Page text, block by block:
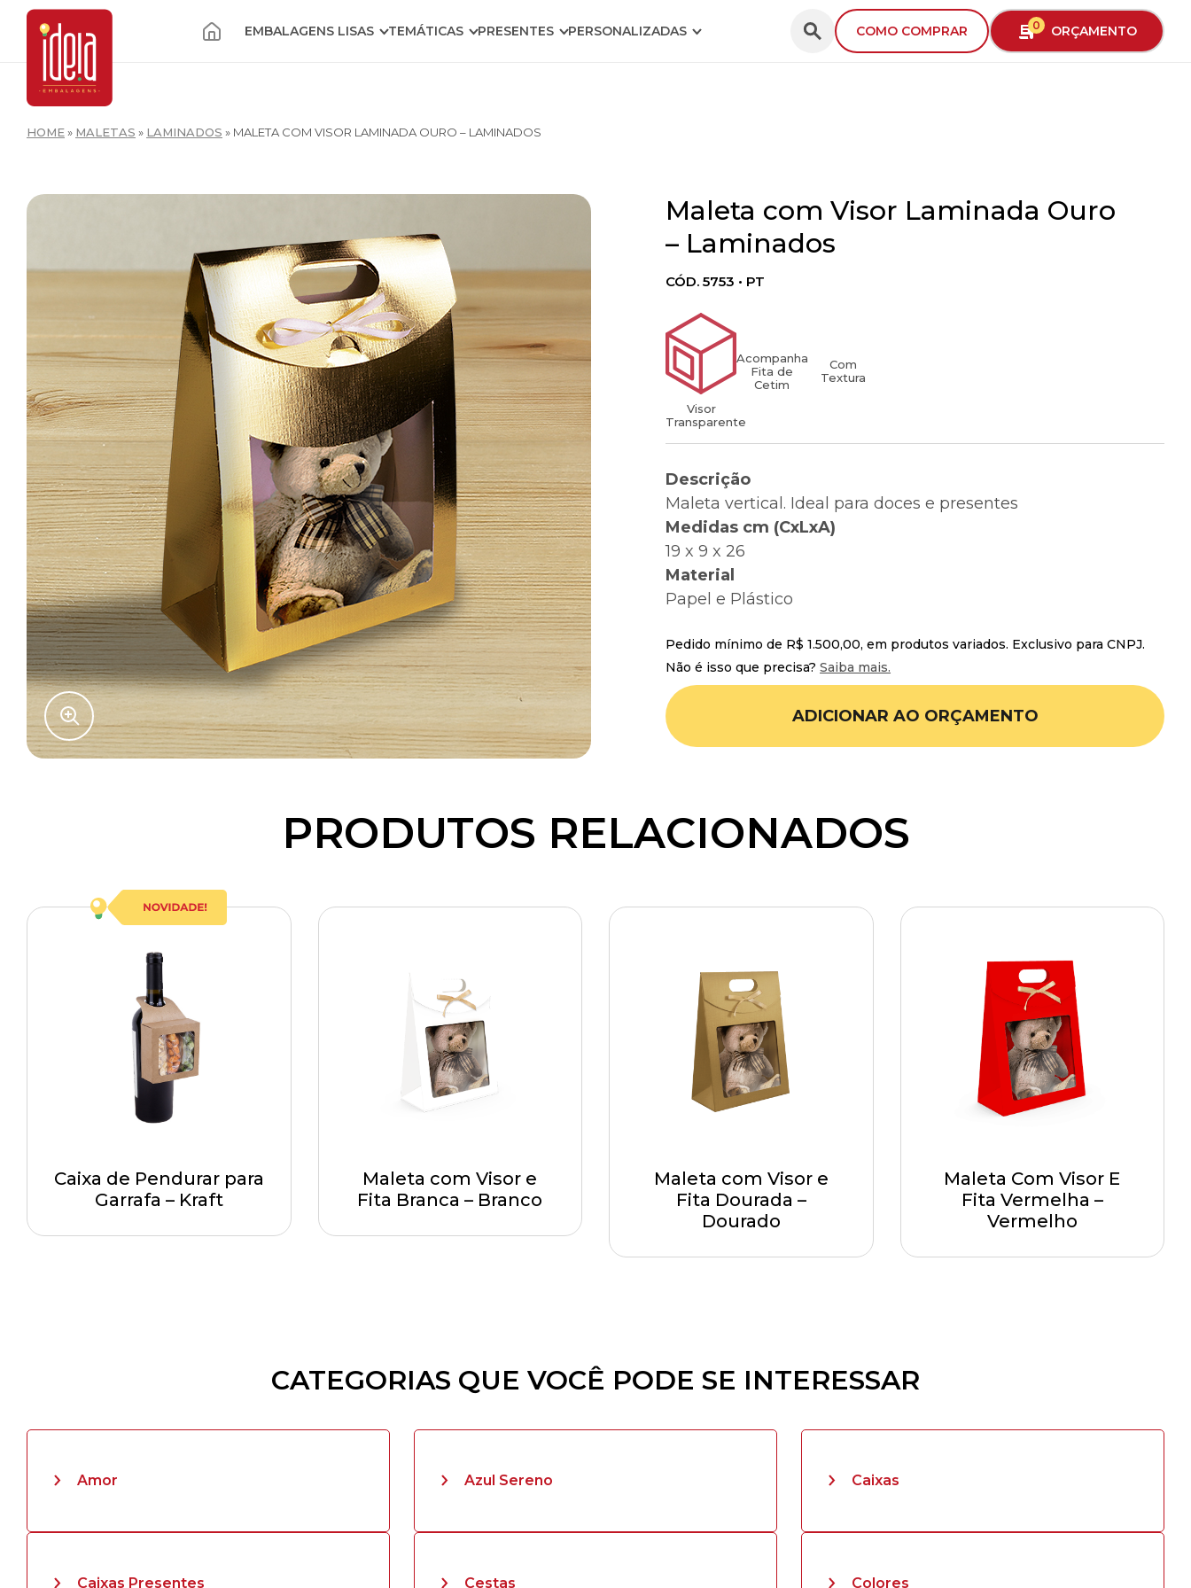
EMBALAGENS LISAS TEMÁTICAS PRESENTES PERSONALIZADAS COMO COMPRAR 0 ORÇAMENTO
HOME» MALETAS » LAMINADOS » MALETA COM VISOR LAMINADA OURO – LAMINADOS
Warning: foreach()
argument
must be of
type
string given
in
/home/ideiaembalagensc/public_html/wp-
produto.php
Maleta com Visor Laminada Ouro
– Laminados
CÓD. 5753 • PT
Visor
Transparente
Acompanha
Fita de
Cetim
Com
Textura
Descrição
Maleta vertical. Ideal para doces e presentes
Medidas cm (CxLxA)
19 x 9 x 26
Material
Papel e Plástico
Pedido mínimo de R$ 1.500,00, em produtos variados. Exclusivo para CNPJ.
Não é isso que precisa?Saiba mais.
ADICIONAR AO ORÇAMENTO
PRODUTOS RELACIONADOS
Caixa de Pendurar para
Garrafa – Kraft
Maleta com Visor e
Fita Branca – Branco
Maleta com Visor e
Fita Dourada –
Dourado
Maleta Com Visor E
Fita Vermelha –
Vermelho
CATEGORIAS QUE VOCÊ PODE SE INTERESSAR
Amor Azul Sereno Caixas
Caixas Presentes Cestas Colores